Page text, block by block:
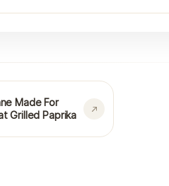
Made For
Grilled Paprika